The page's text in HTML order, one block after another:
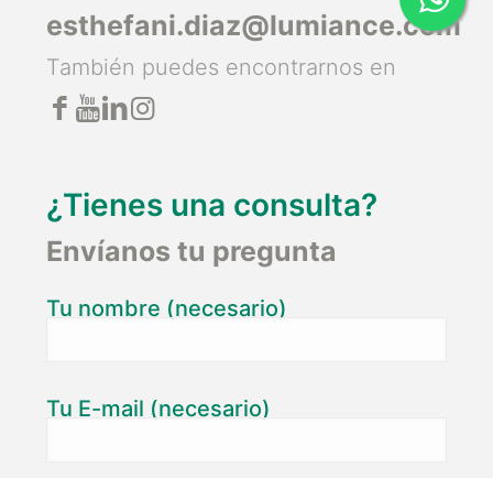
esthefani.diaz@lumiance.com
También puedes encontrarnos en
¿Tienes una consulta?
Envíanos tu pregunta
Tu nombre (necesario)
Tu E-mail (necesario)